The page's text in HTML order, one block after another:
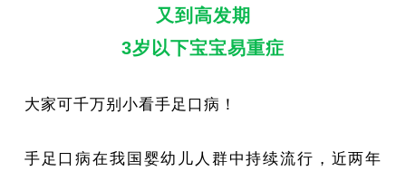
又到高发期
3岁以下宝宝易重症
大家可千万别小看手足口病！
手足口病在我国婴幼儿人群中持续流行，近两年